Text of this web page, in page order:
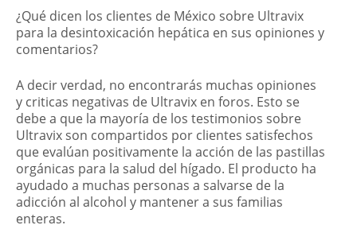
¿Qué dicen los clientes de México sobre Ultravix
para la desintoxicación hepática en sus opiniones y
comentarios?
A decir verdad, no encontrarás muchas opiniones
y criticas negativas de Ultravix en foros. Esto se
debe a que la mayoría de los testimonios sobre
Ultravix son compartidos por clientes satisfechos
que evalúan positivamente la acción de las pastillas
orgánicas para la salud del hígado. El producto ha
ayudado a muchas personas a salvarse de la
adicción al alcohol y mantener a sus familias
enteras.